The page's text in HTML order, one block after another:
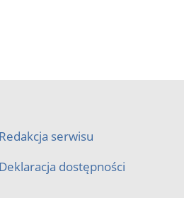
Redakcja serwisu
Deklaracja dostępności